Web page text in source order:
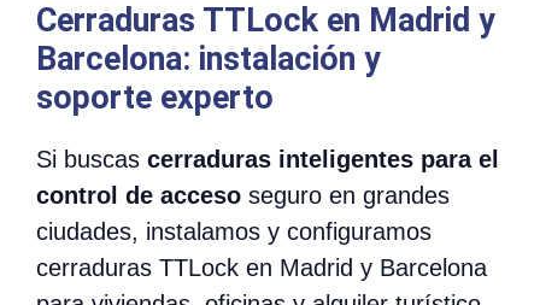
Cerraduras TTLock en Madrid y
Barcelona: instalación y
soporte experto
Si buscas cerraduras inteligentes para el
control de acceso seguro en grandes
ciudades, instalamos y configuramos
cerraduras TTLock en Madrid y Barcelona